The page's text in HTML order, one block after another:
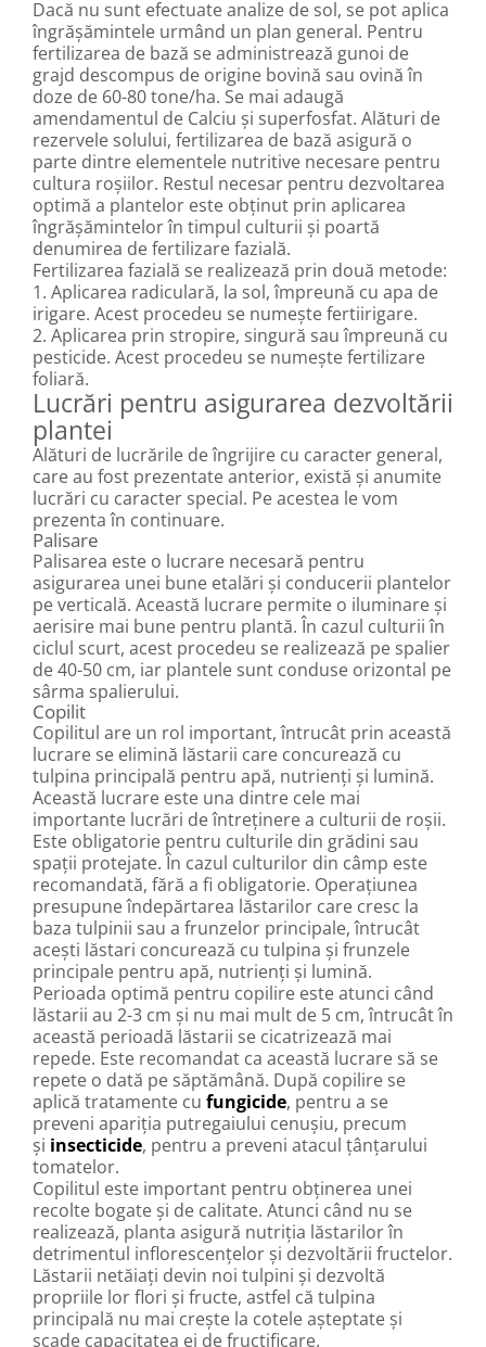
Dacă nu sunt efectuate analize de sol, se pot aplica
îngrășămintele urmând un plan general. Pentru
fertilizarea de bază se administrează gunoi de
grajd descompus de origine bovină sau ovină în
doze de 60-80 tone/ha. Se mai adaugă
amendamentul de Calciu și superfosfat. Alături de
rezervele solului, fertilizarea de bază asigură o
parte dintre elementele nutritive necesare pentru
cultura roșiilor. Restul necesar pentru dezvoltarea
optimă a plantelor este obținut prin aplicarea
îngrășămintelor în timpul culturii și poartă
denumirea de fertilizare fazială.
Fertilizarea fazială se realizează prin două metode:
1. Aplicarea radiculară, la sol, împreună cu apa de
irigare. Acest procedeu se numește fertiirigare.
2. Aplicarea prin stropire, singură sau împreună cu
pesticide. Acest procedeu se numește fertilizare
foliară.
Lucrări pentru asigurarea dezvoltării
plantei
Alături de lucrările de îngrijire cu caracter general,
care au fost prezentate anterior, există și anumite
lucrări cu caracter special. Pe acestea le vom
prezenta în continuare.
Palisare
Palisarea este o lucrare necesară pentru
asigurarea unei bune etalări și conducerii plantelor
pe verticală. Această lucrare permite o iluminare și
aerisire mai bune pentru plantă. În cazul culturii în
ciclul scurt, acest procedeu se realizează pe spalier
de 40-50 cm, iar plantele sunt conduse orizontal pe
sârma spalierului.
Copilit
Copilitul are un rol important, întrucât prin această
lucrare se elimină lăstarii care concurează cu
tulpina principală pentru apă, nutrienți și lumină.
Această lucrare este una dintre cele mai
importante lucrări de întreținere a culturii de roșii.
Este obligatorie pentru culturile din grădini sau
spații protejate. În cazul culturilor din câmp este
recomandată, fără a fi obligatorie. Operațiunea
presupune îndepărtarea lăstarilor care cresc la
baza tulpinii sau a frunzelor principale, întrucât
acești lăstari concurează cu tulpina și frunzele
principale pentru apă, nutrienți și lumină.
Perioada optimă pentru copilire este atunci când
lăstarii au 2-3 cm și nu mai mult de 5 cm, întrucât în
această perioadă lăstarii se cicatrizează mai
repede. Este recomandat ca această lucrare să se
repete o dată pe săptămână. După copilire se
aplică tratamente cu fungicide, pentru a se
preveni apariția putregaiului cenușiu, precum
și insecticide, pentru a preveni atacul țânțarului
tomatelor.
Copilitul este important pentru obținerea unei
recolte bogate și de calitate. Atunci când nu se
realizează, planta asigură nutriția lăstarilor în
detrimentul inflorescențelor și dezvoltării fructelor.
Lăstarii netăiați devin noi tulpini și dezvoltă
propriile lor flori și fructe, astfel că tulpina
principală nu mai crește la cotele așteptate și
scade capacitatea ei de fructificare.